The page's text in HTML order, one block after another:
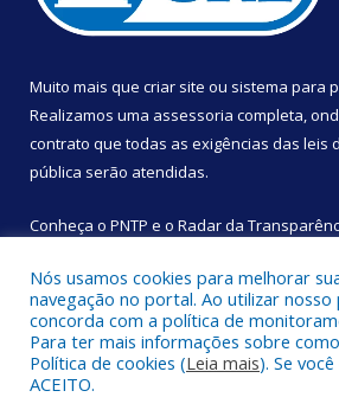
Muito mais que criar site ou sistema para
Realizamos uma assessoria completa,
contrato que todas as exigências das leis
pública serão atendidas.
Conheça o PNTP e o Radar da
Todos os direitos reservados a
Sebastião da Boa
Nós usamos cookies para melhorar
navegação no portal. Ao utilizar nosso
concorda com a política de
Para ter mais informações sobre
Política de cookies (Leia mais). Se
ACEITO.